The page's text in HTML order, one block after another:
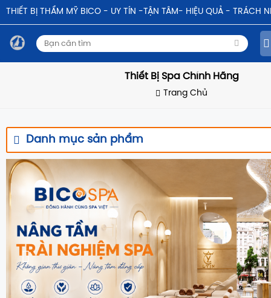
THIẾT BỊ THẨM MỸ BICO - UY TÍN -TẬN TÂM- HIỆU QUẢ - TRÁCH
Thiết Bị Spa Chính Hãng
Trang Chủ
Danh mục sản phẩm